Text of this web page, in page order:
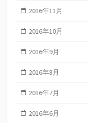
2016年11月
2016年10月
2016年9月
2016年8月
2016年7月
2016年6月